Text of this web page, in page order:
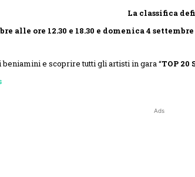
La classifica
alle ore 12.30 e 18.30 e domenica 4 settembre
e scoprire tutti gli artisti in gara “TOP 20
Ads